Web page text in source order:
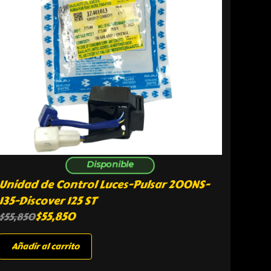
Disponible
de Control Luces-Pulsar 200NS-
Discover 125 ST
55,850$55,850
Añadir al carrito